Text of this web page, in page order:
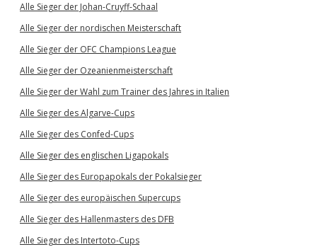
Alle Sieger der Johan-Cruyff-Schaal
Alle Sieger der nordischen Meisterschaft
Alle Sieger der OFC Champions League
Alle Sieger der Ozeanienmeisterschaft
Alle Sieger der Wahl zum Trainer des Jahres in Italien
Alle Sieger des Algarve-Cups
Alle Sieger des Confed-Cups
Alle Sieger des englischen Ligapokals
Alle Sieger des Europapokals der Pokalsieger
Alle Sieger des europäischen Supercups
Alle Sieger des Hallenmasters des DFB
Alle Sieger des Intertoto-Cups